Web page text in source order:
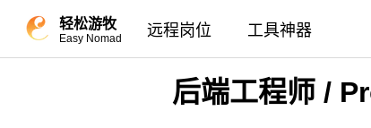
轻松游牧
Easy Nomad 远程岗位 工具神器
后端工程师 /